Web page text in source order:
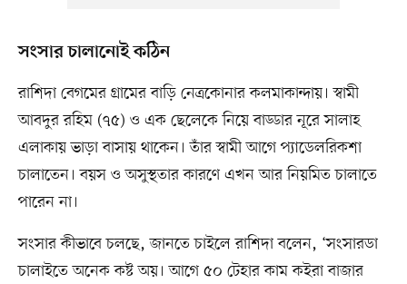
সংসার চালানোই কঠিন
রাশিদা বেগমের গ্রামের বাড়ি নেত্রকোনার কলমাকান্দায়। স্বামী
আবদুর রহিম (৭৫) ও এক ছেলেকে নিয়ে বাড্ডার নূরে সালাহ
এলাকায় ভাড়া বাসায় থাকেন। তাঁর স্বামী আগে প্যাডেলরিকশা
চালাতেন। বয়স ও অসুস্থতার কারণে এখন আর নিয়মিত চালাতে
পারেন না।
সংসার কীভাবে চলছে, জানতে চাইলে রাশিদা বলেন, ‘সংসারডা
চালাইতে অনেক কষ্ট অয়। আগে ৫০ টেহার কাম কইরা বাজার